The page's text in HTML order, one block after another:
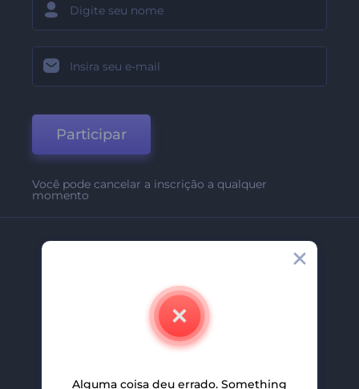
Participar
Você pode cancelar a inscrição a qualquer
momento
Contate-Nos
Carreiras
Programa De Afiliados
Alguma coisa deu errado. Something